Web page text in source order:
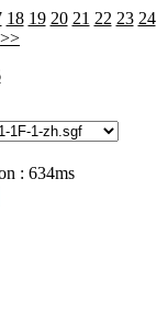
18 19 20 21 22 23 24
>>
: 634ms